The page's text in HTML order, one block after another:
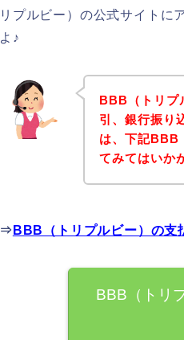
リプルビー）の公式サイトに
よ♪
BBB（トリプ
引、銀行振り
は、下記BBB
てみてはいか
⇒ BBB（トリプルビー）の支
BBB（トリ